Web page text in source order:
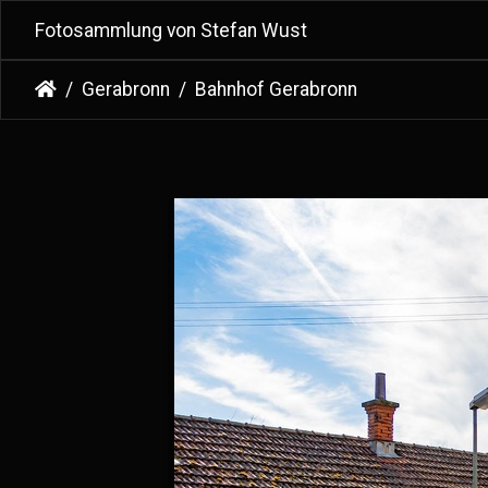
Fotosammlung von Stefan Wust
Gerabronn Bahnhof Gerabronn